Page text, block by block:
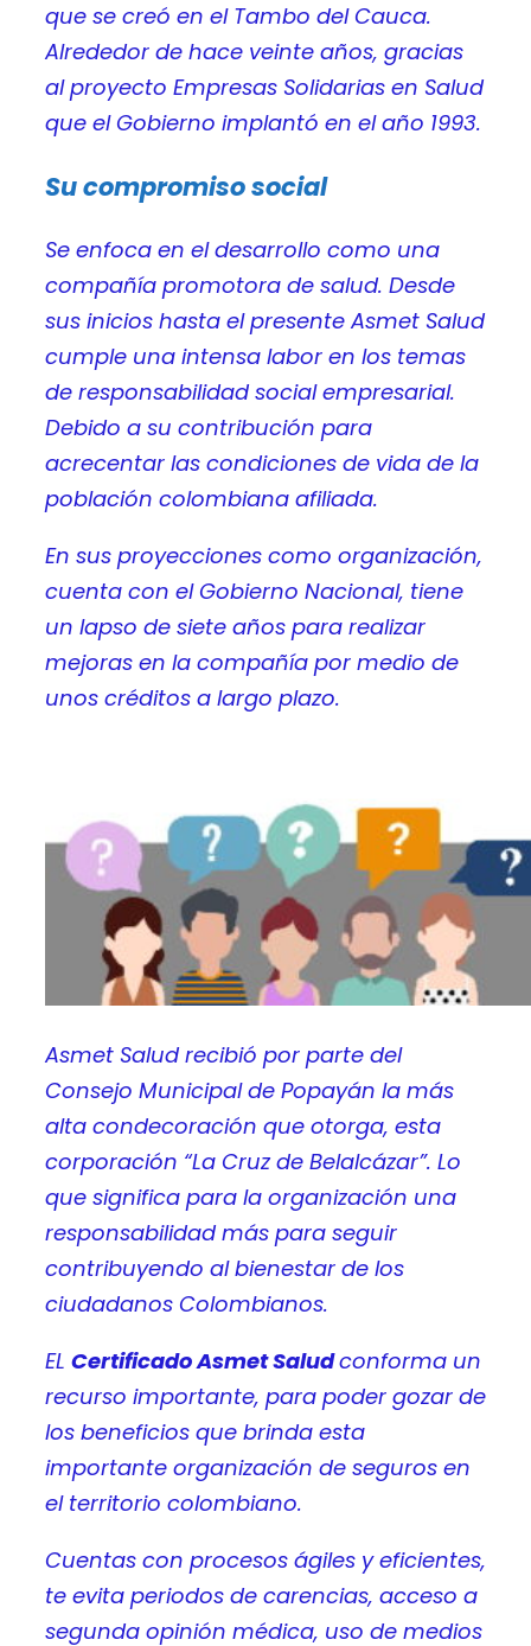
que se creó en el Tambo del Cauca.
Alrededor de hace veinte años, gracias
al proyecto Empresas Solidarias en Salud
que el Gobierno implantó en el año 1993.
Su compromiso social
Se enfoca en el desarrollo como una
compañía promotora de salud. Desde
sus inicios hasta el presente Asmet Salud
cumple una intensa labor en los temas
de responsabilidad social empresarial.
Debido a su contribución para
acrecentar las condiciones de vida de la
población colombiana afiliada.
En sus proyecciones como organización,
cuenta con el Gobierno Nacional, tiene
un lapso de siete años para realizar
mejoras en la compañía por medio de
unos créditos a largo plazo.
Asmet Salud recibió por parte del
Consejo Municipal de Popayán la más
alta condecoración que otorga, esta
corporación “La Cruz de Belalcázar”. Lo
que significa para la organización una
responsabilidad más para seguir
contribuyendo al bienestar de los
ciudadanos Colombianos.
EL Certificado Asmet Saludconforma un
recurso importante, para poder gozar de
los beneficios que brinda esta
importante organización de seguros en
el territorio colombiano.
Cuentas con procesos ágiles y eficientes,
te evita periodos de carencias, acceso a
segunda opinión médica, uso de medios